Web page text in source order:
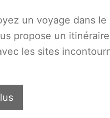
un voyage dans le
propose un
les sites